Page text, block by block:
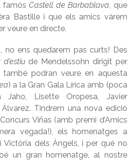
famósCastell de Barbablava, que
Bastille i que els amics vàrem
veure en directe.
no ens quedarem pas curts! Des
de Mendelssohn dirigit per
podran veure en aquesta
) a la Gran Gala Lírica amb (poca
Jaho, Lisette Oropesa, Javier
Tindrem una nova edició
Viñas (amb premi d’Amics
vegada!), els homenatges a
Victòria dels Àngels, i per què no
un gran homenatge, al nostre